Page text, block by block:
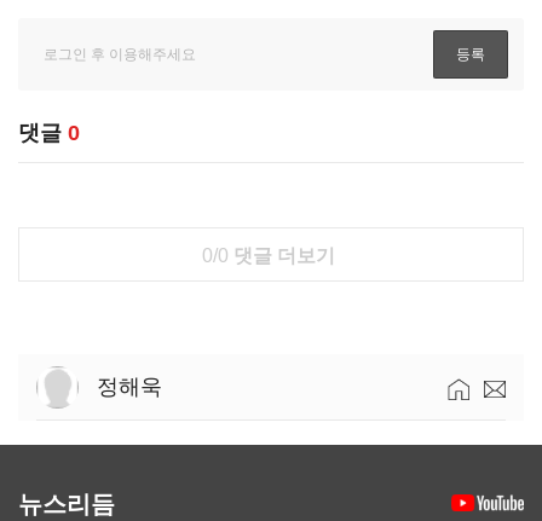
댓글 0
0/0 댓글 더보기
정해욱
뉴스리듬